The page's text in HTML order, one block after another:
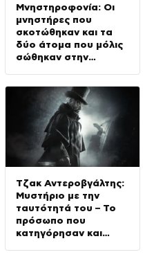
Μνηστηροφονία: Οι
μνηστήρες που
σκοτώθηκαν και τα
δύο άτομα που μόλις
σώθηκαν στην
Τζακ Αντεροβγάλτης:
Μυστήριο με την
ταυτότητά του – Το
πρόσωπο που
κατηγόρησαν και